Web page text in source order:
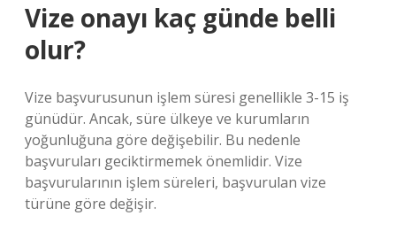
Vize onayı kaç günde belli
olur?
Vize başvurusunun işlem süresi genellikle 3-15 iş
günüdür. Ancak, süre ülkeye ve kurumların
yoğunluğuna göre değişebilir. Bu nedenle
başvuruları geciktirmemek önemlidir. Vize
başvurularının işlem süreleri, başvurulan vize
türüne göre değişir.